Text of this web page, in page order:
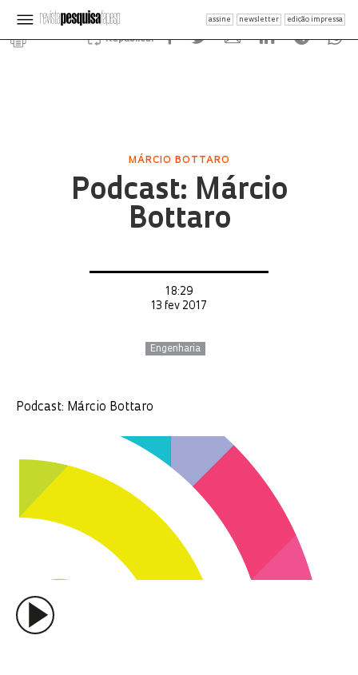
assine newsletter edição impressa
Republicar
MÁRCIO BOTTARO
Podcast: Márcio
Bottaro
18:29
13 fev 2017
Engenharia
Podcast: Márcio Bottaro